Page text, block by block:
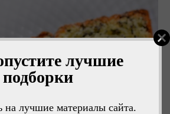
лучшие
подборки
лучшие материалы сайта.